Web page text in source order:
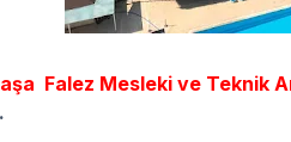
Falez Mesleki ve Teknik